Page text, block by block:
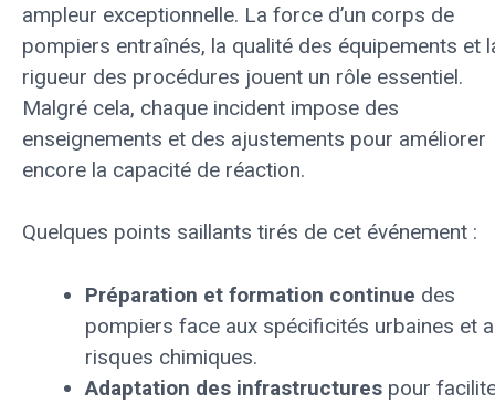
ampleur exceptionnelle. La force d’un corps de
pompiers entraînés, la qualité des équipements et
rigueur des procédures jouent un rôle essentiel.
Malgré cela, chaque incident impose des
enseignements et des ajustements pour améliorer
encore la capacité de réaction.
Quelques points saillants tirés de cet événement :
Préparation et formation continue des
pompiers face aux spécificités urbaines et
risques chimiques.
Adaptation des infrastructures pour